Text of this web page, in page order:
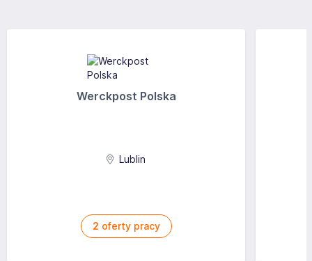
Werckpost Polska
Lublin
2 oferty pracy